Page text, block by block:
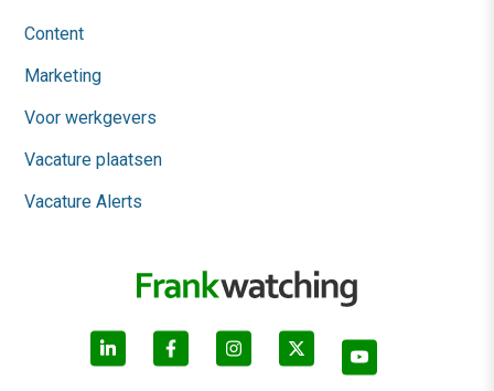
Content
Marketing
Voor werkgevers
Vacature plaatsen
Vacature Alerts